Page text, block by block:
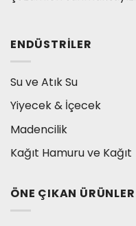
ENDÜSTRILER
Su ve Atık Su
Yiyecek & İçecek
Madencilik
Kağıt Hamuru ve Kağıt
ÖNE ÇIKAN ÜRÜNLER